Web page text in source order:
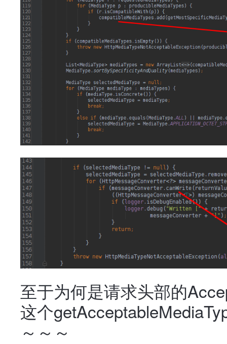
至于为何是请求头部的
这个
～～～